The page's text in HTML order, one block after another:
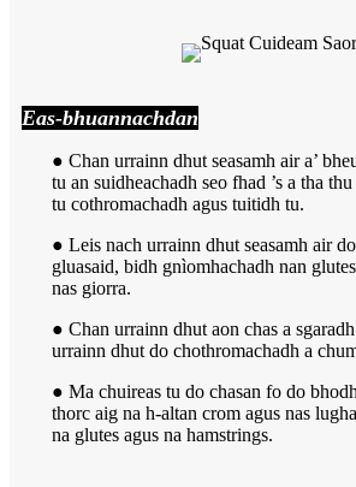
Eas-bhuannachdan
● Chan urrainn dhut seasamh air a’
tu an suidheachadh seo fhad ’s a tha
tu cothromachadh agus tuitidh tu.
● Leis nach urrainn dhut seasamh air
gluasaid, bidh gnìomhachadh nan
nas giorra.
● Chan urrainn dhut aon chas a
urrainn dhut do chothromachadh a
● Ma chuireas tu do chasan fo do
thorc aig na h-altan crom agus nas
na glutes agus na hamstrings.